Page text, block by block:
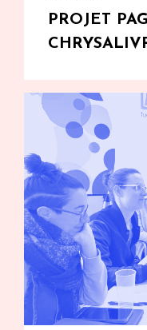
PROJET